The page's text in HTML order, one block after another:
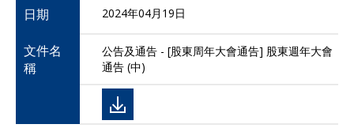
日期 2024年04月19日
文件名
稱
公告及通告 - [股東周年大會通告] 股東週年大會
通告 (中)